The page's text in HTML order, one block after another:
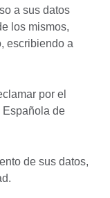
a sus datos
los mismos,
escribiendo a
por el
Española de
de sus datos,